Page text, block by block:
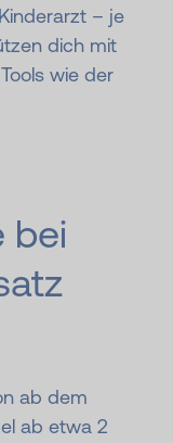
– je
dich mit
wie der
bei
ab dem
ab etwa 2